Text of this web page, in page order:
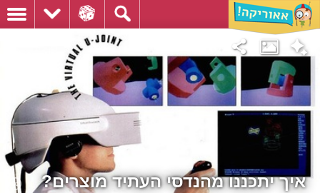
איך יתכננו מהנדסי העתיד מוצרים?